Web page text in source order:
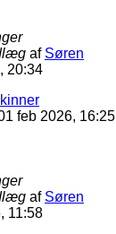
af Søren
20:34
feb 2026, 16:25
af Søren
11:58